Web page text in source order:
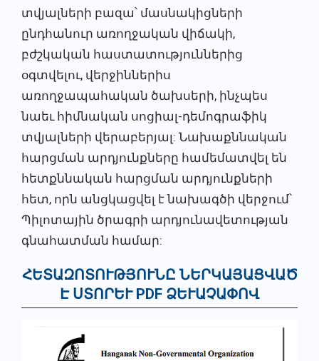
տվյալների բազա՝ մասնակիցների
ընդհանուր առողջական վիճակի,
բժշկական հաստատություններից
օգտվելու, վերջիններիս
առողջապահական ծախսերի, ինչպես
նաեւ հիմնական սոցիալ-դեմոգրաֆիկ
տվյալների վերաբերյալ: Նախաքննական
հարցման արդյունքները համեմատվել են
հետքննական հարցման արդյունքների
հետ, որն անցկացվել է նախագծի վերջում՝
Պիլոտային ծրագրի արդյունավետության
գնահատման համար:
ՀԵՏԱԶՈՏՈՒԹՅՈՒՆԸ ՆԵՐԿԱՅԱՑՎԱԾ
Է ՍՏՈՐԵՒ PDF ՁԵՒԱՉԱՓՈՎ